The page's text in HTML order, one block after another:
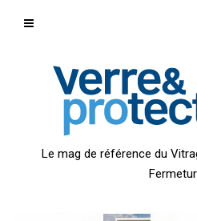
Le mag de référence du